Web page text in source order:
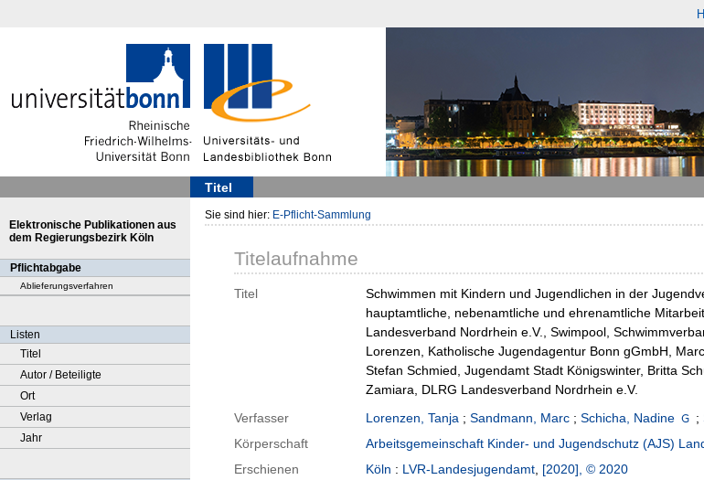
Titel
Elektronische Publikationen aus
dem Regierungsbezirk Köln
Pflichtabgabe
Ablieferungsverfahren
Listen
Titel
Autor / Beteiligte
Ort
Verlag
Jahr
Sie sind hier: E-Pflicht-Sammlung
Titelaufnahme
Titel
Schwimmen mit Kindern und Jugendlichen in der
hauptamtliche, nebenamtliche und ehrenamtliche
Landesverband Nordrhein e.V., Swimpool,
Lorenzen, Katholische Jugendagentur Bonn gGmbH,
Stefan Schmied, Jugendamt Stadt Königswinter, Britta
Zamiara, DLRG Landesverband Nordrhein e.V.
Verfasser
Lorenzen, Tanja ; Sandmann, Marc ; Schicha, Nadine ;
Körperschaft
Arbeitsgemeinschaft Kinder- und Jugendschutz (AJS)
Erschienen
Köln : LVR-Landesjugendamt, [2020], © 2020